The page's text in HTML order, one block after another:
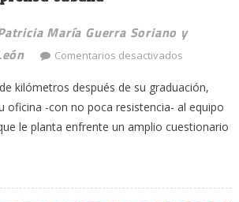
María Guerra Soriano y
Comentarios desactivadosen
Ronquillo:
“Sin
audacia
kilómetros después de su graduación,
oficina -con no poca resistencia- al equipo
le planta enfrente un amplio cuestionario